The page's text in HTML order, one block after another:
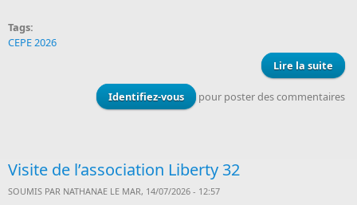
Tags:
CEPE 2026
Lire la suite
Identifiez-vous pour poster des commentaires
Visite de l’association Liberty 32
SOUMIS PAR NATHANAE LE MAR, 14/07/2026 - 12:57